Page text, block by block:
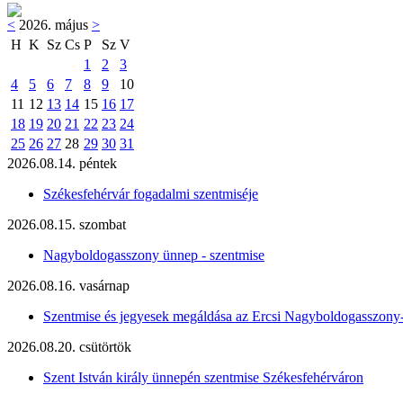
< 2026. május >
H K Sz Cs P Sz V
1
2
3
4
5 6 7 8 9
10
11 12 13 14 15 16 17
18 19 20 21 22 23 24
25 26 27 28 29 30 31
2026.08.14. péntek
Székesfehérvár fogadalmi szentmiséje
2026.08.15. szombat
Nagyboldogasszony ünnep - szentmise
2026.08.16. vasárnap
Szentmise és jegyesek megáldása az Ercsi
2026.08.20. csütörtök
Szent István király ünnepén szentmise Székesfehérváron